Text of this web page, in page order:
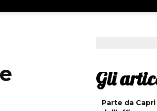
Gli
Parte da